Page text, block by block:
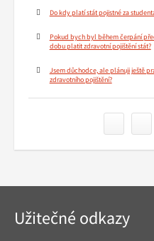
Do kdy platí stát pojistné za
Pokud bych byl během čerpání
dobu platit zdravotní pojištění stát?
Jsem důchodce, ale plánuji ještě
zdravotního pojištění?
Navigace
v
Užitečné odkazy